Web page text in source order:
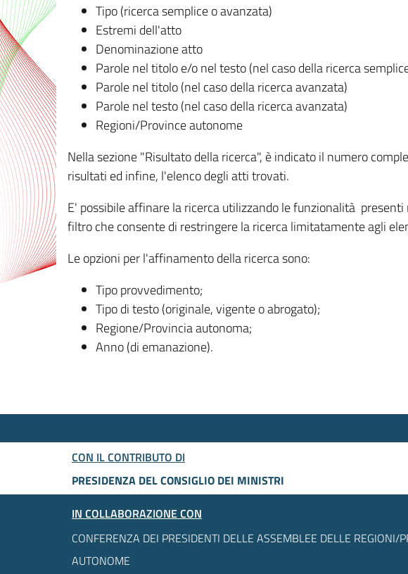
Tipo (ricerca semplice o avanzata)
Estremi dell'atto
Denominazione atto
Parole nel titolo e/o nel testo (nel caso della ricerca
Parole nel titolo (nel caso della ricerca avanzata)
Parole nel testo (nel caso della ricerca avanzata)
Regioni/Province autonome
Nella sezione "Risultato della ricerca", è indicato il numero
risultati ed infine, l'elenco degli atti trovati.
E' possibile affinare la ricerca utilizzando le funzionalità
filtro che consente di restringere la ricerca limitatamente agli
Le opzioni per l'affinamento della ricerca sono:
Tipo provvedimento;
Tipo di testo (originale, vigente o abrogato);
Regione/Provincia autonoma;
Anno (di emanazione).
CON IL CONTRIBUTO DI
PRESIDENZA DEL CONSIGLIO DEI MINISTRI
IN COLLABORAZIONE CON
CONFERENZA DEI PRESIDENTI DELLE ASSEMBLEE DELLE REGIONI/
AUTONOME